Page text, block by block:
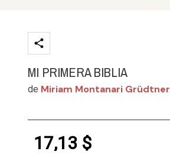
MI PRIMERA BIBLIA
de Miriam Montanari Grüdtner
17,13 $